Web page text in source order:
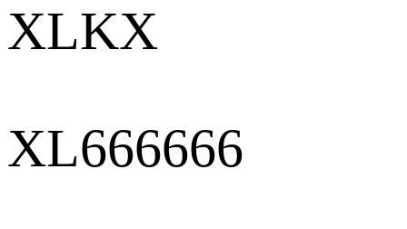
XLKX
XL666666